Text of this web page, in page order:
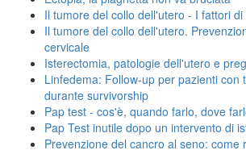
Il tumore del collo dell'utero - I fattori di
Il tumore del collo dell'utero.
cervicale
Isterectomia, patologie dell'utero e
Linfedema: Follow-up per pazienti con
durante survivorship
Pap test - cos'è, quando farlo, dove
Pap Test inutile dopo un intervento di
Prevenzione del cancro al seno: come